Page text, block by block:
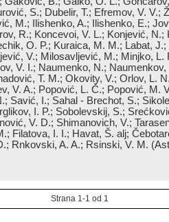
S.; Dubelir, T.; Efremov, V. V.;
M.; Ilishenko, A.; Ilishenko, E.;
R.; Koncevoi, V. L.; Konjević, N.;
O. P.; Kuraica, M. M.; Labat,
V.; Milosavljević, M.; Minjko, L.
V. I.; Naumenko, N.; Naumenkov,
T. M.; Okovity, V.; Orlov, L.
V. A.; Popović, L. Č.; Popović, M.
Savić, I.; Sahal - Brechot, S.;
I. P.; Sobolevskij, S.;
V. D.; Shimanovich, V.;
Filatova, I. I.; Havat, Š. alj;
Rnkovski, A. A.; Rsinski, V. M. (
Strana 1-1 od 1